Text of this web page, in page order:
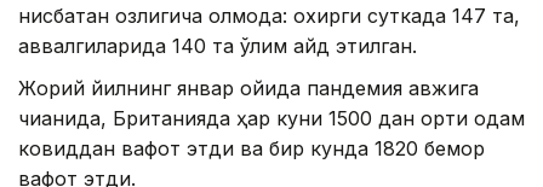
нисбатан озлигича қолмоқда: охирги суткада 147 та,
аввалгиларида 140 та ўлим қайд этилган.
Жорий йилнинг январ ойида пандемия авжига
чиққанида, Британияда ҳар куни 1500 дан ортиқ одам
ковиддан вафот этди ва бир кунда 1820 бемор
вафот этди.